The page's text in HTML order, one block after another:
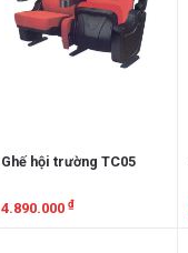
Ghế hội trường TC05
4.890.000 ₫